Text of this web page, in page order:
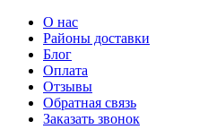
О нас
Районы доставки
Блог
Оплата
Отзывы
Обратная связь
Заказать звонок